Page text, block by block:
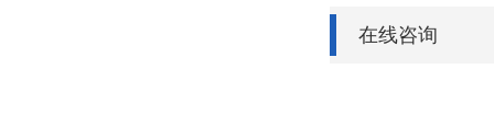
在线咨询